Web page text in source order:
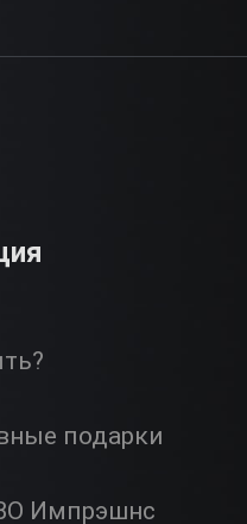
подарки
Импрэшнс